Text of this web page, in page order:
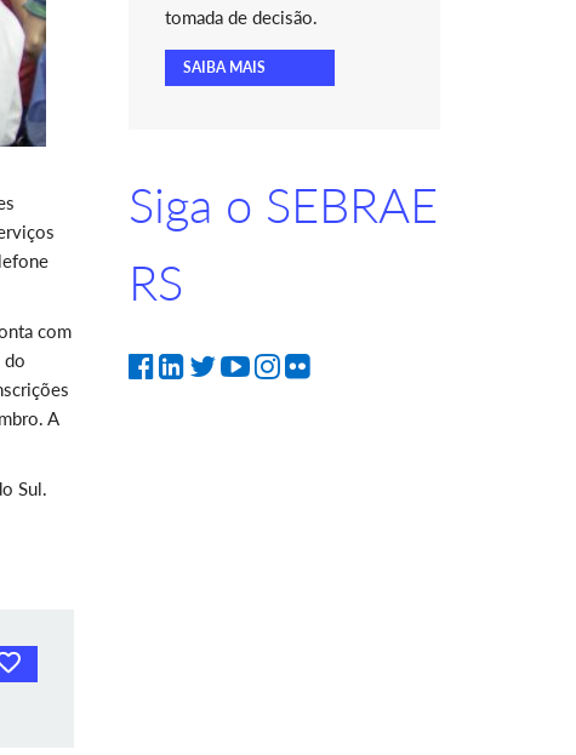
com
do
A
Sul.
tomada de decisão.
SAIBA MAIS
Siga o SEBRAE
RS